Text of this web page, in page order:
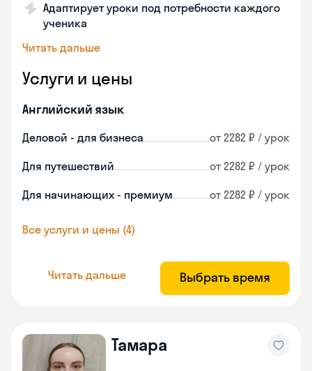
Адаптирует уроки под потребности каждого
ученика
Читать дальше
Услуги и цены
Английский язык
Деловой - для бизнеса от 2282 ₽ / урок
Для путешествий от 2282 ₽ / урок
Для начинающих - премиум от 2282 ₽ / урок
Все услуги и цены (4)
Читать дальше Выбрать время
Тамара